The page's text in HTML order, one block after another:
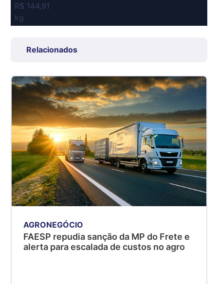
R$ 144,91
kg
Grande São Paulo (SP)
R$ 7,53
Suíno - Estadual
R$ 5,08
kg
Suíno - Estadual
MG
R$ 5,07
kg
Suíno - Estadual
PR
R$ 4,53
Suíno - Estadual
SC
Relacionados
AGRONEGÓCIO
FAESP repudia sanção da MP do Frete e
alerta para escalada de custos no agro